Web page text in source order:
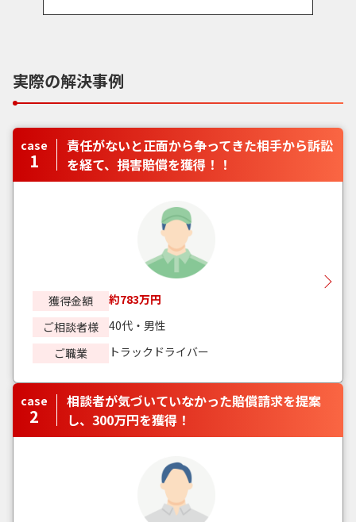
実際の解決事例
case
1
責任がないと正面から争ってきた相手から訴訟
を経て、損害賠償を獲得！！
獲得金額
約783万円
ご相談者様
40代・男性
ご職業
トラックドライバー
case
2
相談者が気づいていなかった賠償請求を提案
し、300万円を獲得！